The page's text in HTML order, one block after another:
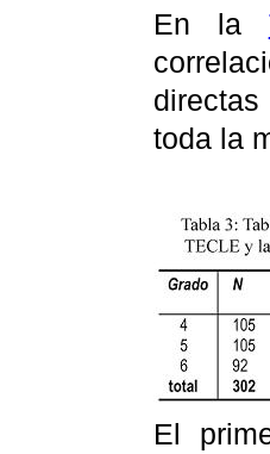
En la
toda la
El